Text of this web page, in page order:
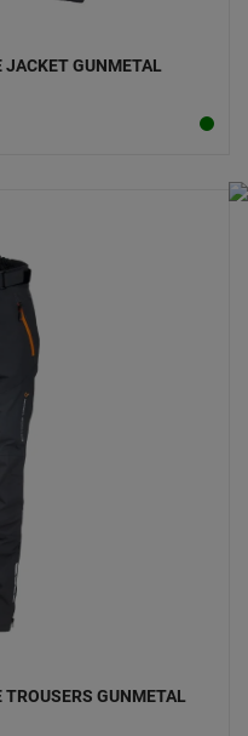
JACKET GUNMETAL
TROUSERS GUNMETAL